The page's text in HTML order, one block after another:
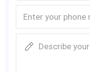
Reisfelder, Berge,
; Spitzenintelligenz,
e Fahren, auch
T und Lastgetriebe-
Describe